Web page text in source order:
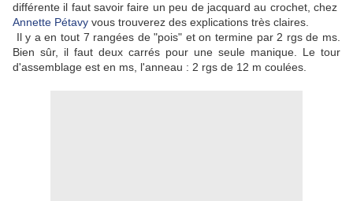
différente il faut savoir faire un peu de jacquard au crochet, chez
Annette Pétavy vous trouverez des explications très claires.
Il y a en tout 7 rangées de "pois" et on termine par 2 rgs de ms.
Bien sûr, il faut deux carrés pour une seule manique. Le tour
d'assemblage est en ms, l'anneau : 2 rgs de 12 m coulées.